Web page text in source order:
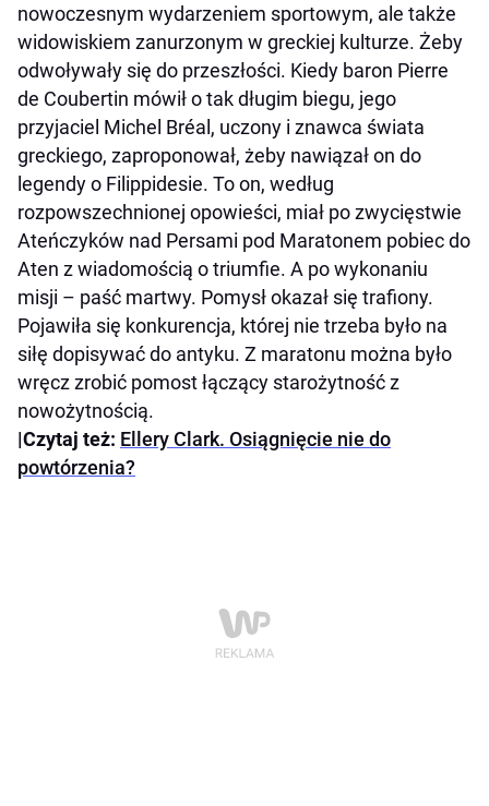
nowoczesnym wydarzeniem sportowym, ale także
widowiskiem zanurzonym w greckiej kulturze. Żeby
odwoływały się do przeszłości. Kiedy baron Pierre
de Coubertin mówił o tak długim biegu, jego
przyjaciel Michel Bréal, uczony i znawca świata
greckiego, zaproponował, żeby nawiązał on do
legendy o Filippidesie. To on, według
rozpowszechnionej opowieści, miał po zwycięstwie
Ateńczyków nad Persami pod Maratonem pobiec do
Aten z wiadomością o triumfie. A po wykonaniu
misji – paść martwy. Pomysł okazał się trafiony.
Pojawiła się konkurencja, której nie trzeba było na
siłę dopisywać do antyku. Z maratonu można było
wręcz zrobić pomost łączący starożytność z
nowożytnością.
|Czytaj też: Ellery Clark. Osiągnięcie nie do
powtórzenia?